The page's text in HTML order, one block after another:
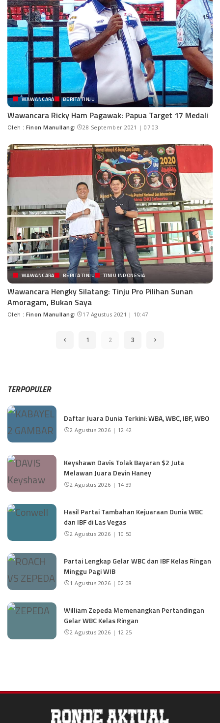
WAWANCARA BERITA TINJU
Wawancara Ricky Ham Pagawak: Papua Target 17 Medali
Oleh : Finon Manullang 28 September 2021 | 07:03
WAWANCARA BERITA TINJU TINJU INDONESIA
Wawancara Hengky Silatang: Tinju Pro Pilihan Sunan
Amoragam, Bukan Saya
Oleh : Finon Manullang 17 Agustus 2021 | 10:47
1 2 3
TERPOPULER
Daftar Juara Dunia Terkini: WBA, WBC, IBF, WBO
2 Agustus 2026 | 12:42
Keyshawn Davis Tolak Bayaran $2 Juta
Melawan Juara Devin Haney
2 Agustus 2026 | 14:39
Hasil Partai Tambahan Kejuaraan Dunia WBC
dan IBF di Las Vegas
2 Agustus 2026 | 10:50
Partai Lengkap Gelar WBC dan IBF Kelas Ringan
Minggu Pagi WIB
1 Agustus 2026 | 02:08
William Zepeda Memenangkan Pertandingan
Gelar WBC Kelas Ringan
2 Agustus 2026 | 12:25